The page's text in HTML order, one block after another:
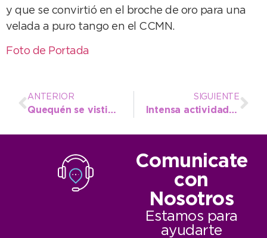
y que se convirtió en el broche de oro para una
velada a puro tango en el CCMN.
Foto de Portada
ANTERIOR
Quequén se vistió de rosa para concientizar sobre el cáncer de mama
SIGUIENTE
Intensa actividad de la Dirección de Tránsito en operativos del fin de semana
Comunicate
con
Nosotros
Estamos para
ayudarte